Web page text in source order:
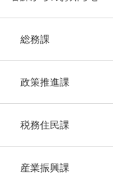
総務課
政策推進課
税務住民課
産業振興課